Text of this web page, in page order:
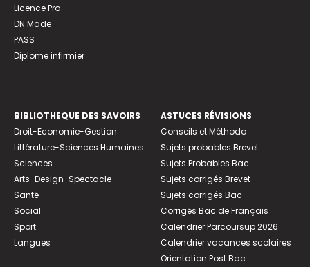
Licence Pro
DN Made
PASS
Diplome infirmier
BIBLIOTHEQUE DES SAVOIRS
Droit-Economie-Gestion
Littérature-Sciences Humaines
Sciences
Arts-Design-Spectacle
Santé
Social
Sport
Langues
ASTUCES RÉVISIONS
Conseils et Méthodo
Sujets probables Brevet
Sujets Probables Bac
Sujets corrigés Brevet
Sujets corrigés Bac
Corrigés Bac de Français
Calendrier Parcoursup 2026
Calendrier vacances scolaires
Orientation Post Bac